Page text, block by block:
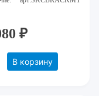
₽
В корзину